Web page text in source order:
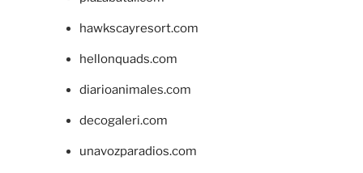
hawkscayresort.com
hellonquads.com
diarioanimales.com
decogaleri.com
unavozparadios.com